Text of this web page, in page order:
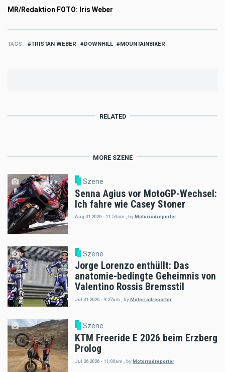
MR/Redaktion FOTO: Iris Weber
TAGS TRISTAN WEBER DOWNHILL MOUNTAINBIKER
RELATED
MORE SZENE
Szene
Senna Agius vor MotoGP-Wechsel:
Ich fahre wie Casey Stoner
Aug 01 2026 - 11:54am byMotorradreporter
Szene
Jorge Lorenzo enthüllt: Das
anatomie-bedingte Geheimnis von
Valentino Rossis Bremsstil
Jul 31 2026 - 9:27am byMotorradreporter
Szene
KTM Freeride E 2026 beim Erzberg
Prolog
Jul 26 2026 - 11:00am byMotorradreporter